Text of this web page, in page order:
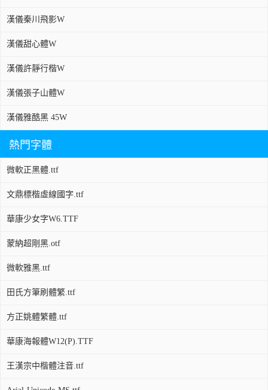
漢儀秦川飛影W
漢儀甜心體W
漢儀許靜行楷W
漢儀張子山體W
漢儀雅酷黑 45W
熱門字體
微軟正黑體.ttf
文鼎標楷虛線國字.ttf
華康少女字W6.TTF
蒙納超剛黑.otf
微軟雅黑.ttf
田氏方筆刷體繁.ttf
方正姚體繁體.ttf
華康海報體W12(P).TTF
王漢宗中楷體注音.ttf